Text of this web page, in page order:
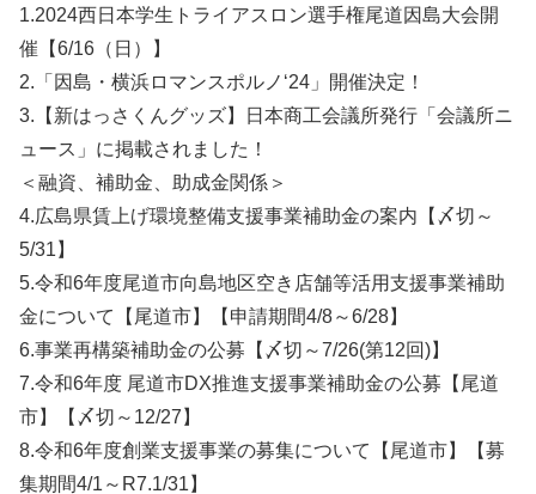
1.2024西日本学生トライアスロン選手権尾道因島大会開
催【6/16（日）】
2.「因島・横浜ロマンスポルノ‘24」開催決定！
3.【新はっさくんグッズ】日本商工会議所発行「会議所ニ
ュース」に掲載されました！
＜融資、補助金、助成金関係＞
4.広島県賃上げ環境整備支援事業補助金の案内【〆切～
5/31】
5.令和6年度尾道市向島地区空き店舗等活用支援事業補助
金について【尾道市】【申請期間4/8～6/28】
6.事業再構築補助金の公募【〆切～7/26(第12回)】
7.令和6年度 尾道市DX推進支援事業補助金の公募【尾道
市】【〆切～12/27】
8.令和6年度創業支援事業の募集について【尾道市】【募
集期間4/1～R7.1/31】